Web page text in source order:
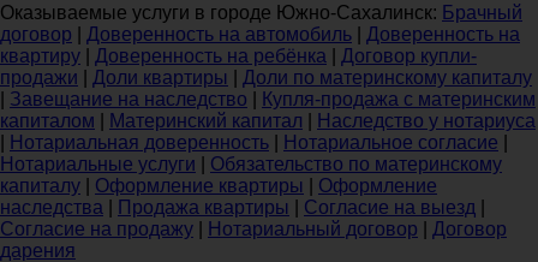
Оказываемые услуги в городе Южно-Сахалинск: Брачный
договор
Доверенность на автомобиль
Доверенность на
квартиру
Доверенность на ребёнка
Договор купли-
продажи
Доли квартиры
Доли по материнскому капиталу
Завещание на наследство
Купля-продажа с материнским
капиталом
Материнский капитал
Наследство у нотариуса
Нотариальная доверенность Нотариальное согласие
Нотариальные услуги
Обязательство по материнскому
капиталу
Оформление квартиры
Оформление
наследства
Продажа квартиры Согласие на выезд
Согласие на продажу
Нотариальный договор
Договор
дарения